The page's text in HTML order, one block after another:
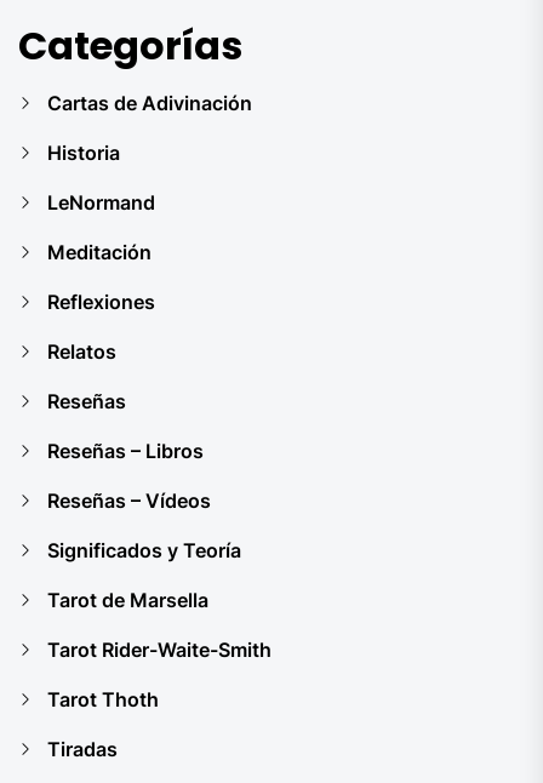
Categorías
Cartas de Adivinación
Historia
LeNormand
Meditación
Reflexiones
Relatos
Reseñas
Reseñas – Libros
Reseñas – Vídeos
Significados y Teoría
Tarot de Marsella
Tarot Rider-Waite-Smith
Tarot Thoth
Tiradas